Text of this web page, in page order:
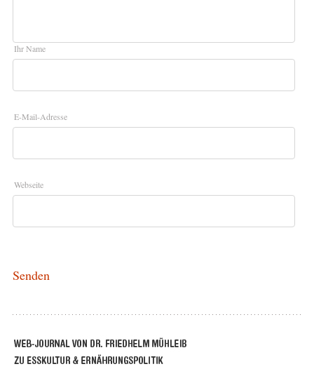
Ihr Name
E-Mail-Adresse
Webseite